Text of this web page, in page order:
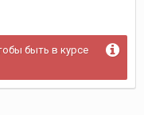
быть в курсе